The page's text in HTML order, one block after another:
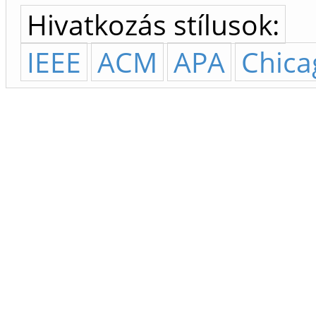
Hivatkozás stílusok:
IEEE ACM APA